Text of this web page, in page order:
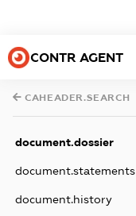
CONTR AGENT
CAHEADER.SEARCH
document.dossier
document.statements
document.history